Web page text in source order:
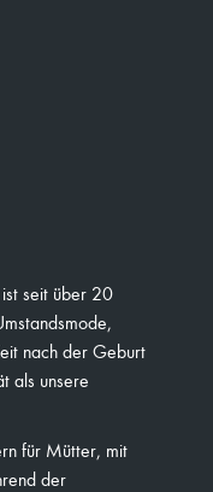
seit über 20
nach der Geburt
als unsere
für Mütter, mit
der